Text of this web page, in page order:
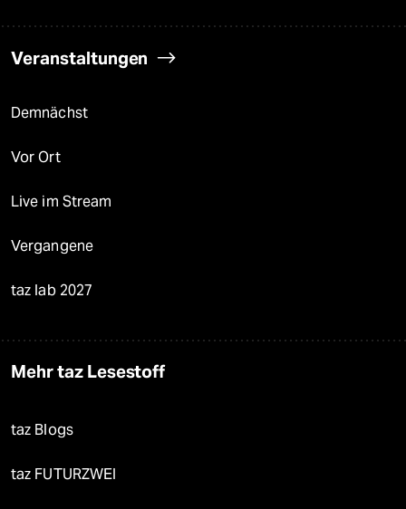
Veranstaltungen
Demnächst
Vor Ort
Live im Stream
Vergangene
taz lab 2027
Mehr taz Lesestoff
taz Blogs
taz FUTURZWEI